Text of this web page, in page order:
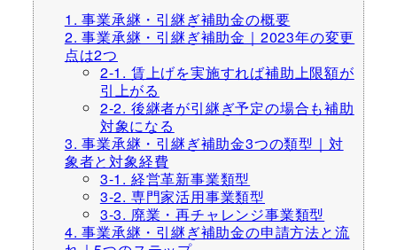
1. 事業承継・引継ぎ補助金の概要
2. 事業承継・引継ぎ補助金｜2023年の変更
点は2つ
2-1. 賃上げを実施すれば補助上限額が
引上がる
2-2. 後継者が引継ぎ予定の場合も補助
対象になる
3. 事業承継・引継ぎ補助金3つの類型｜対
象者と対象経費
3-1. 経営革新事業類型
3-2. 専門家活用事業類型
3-3. 廃業・再チャレンジ事業類型
4. 事業承継・引継ぎ補助金の申請方法と流